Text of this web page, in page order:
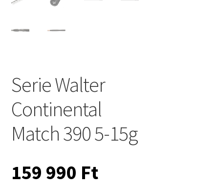
Serie Walter
Continental
Match 390 5-15g
159 990 Ft